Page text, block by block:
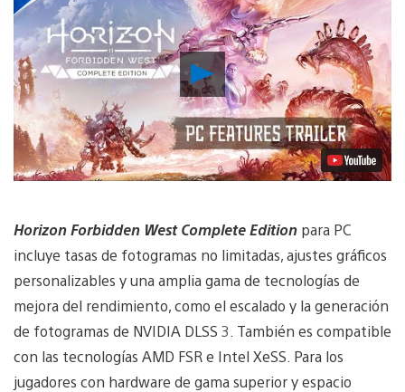
Reproducir
vídeo
Horizon Forbidden West Complete Edition para PC
incluye tasas de fotogramas no limitadas, ajustes gráficos
personalizables y una amplia gama de tecnologías de
mejora del rendimiento, como el escalado y la generación
de fotogramas de NVIDIA DLSS 3. También es compatible
con las tecnologías AMD FSR e Intel XeSS. Para los
jugadores con hardware de gama superior y espacio